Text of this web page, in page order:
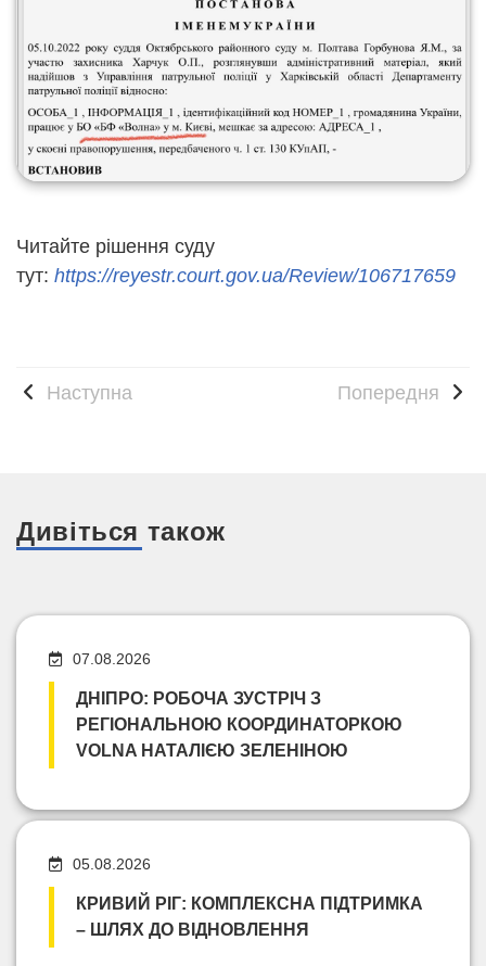
Читайте рішення суду
тут: https://reyestr.court.gov.ua/Review/106717659
Наступна Попередня
Дивіться також
07.08.2026
ДНІПРО: РОБОЧА ЗУСТРІЧ З
РЕГІОНАЛЬНОЮ КООРДИНАТОРКОЮ
VOLNA НАТАЛІЄЮ ЗЕЛЕНІНОЮ
05.08.2026
КРИВИЙ РІГ: КОМПЛЕКСНА ПІДТРИМКА
– ШЛЯХ ДО ВІДНОВЛЕННЯ